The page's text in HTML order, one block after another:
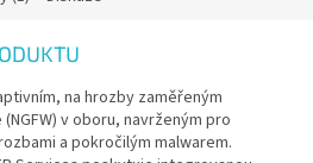
na hrozby zaměřeným
v oboru, navrženým pro
a pokročilým malwarem.